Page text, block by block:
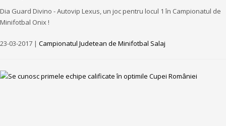
Dia Guard Divino - Autovip Lexus, un joc pentru locul 1 în Campionatul de
Minifotbal Onix !
23-03-2017 | Campionatul Judetean de Minifotbal Salaj